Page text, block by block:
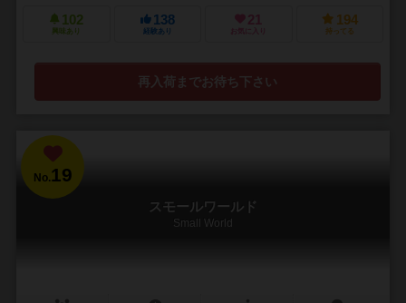
102
興味あり
138
経験あり
21
お気に入り
194
持ってる
再入荷までお待ち下さい
No.19
スモールワールド
Small World